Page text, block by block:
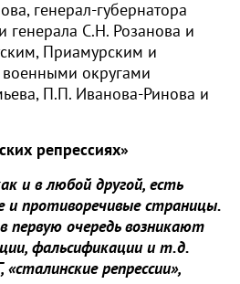
генерал-губернатора
генерала С.Н. Розанова и
Приамурским и
округами
П.П. Иванова-Ринова и
репрессиях»
и в любой другой, есть
и противоречивые страницы.
первую очередь возникают
фальсификации и т.д.
репрессии»,